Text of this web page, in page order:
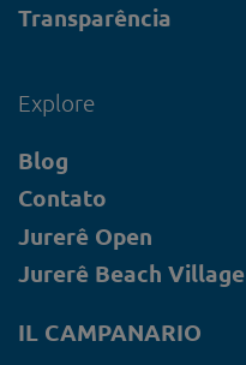
Transparência
Explore
Blog
Contato
Jurerê Open
Jurerê Beach Village
IL CAMPANARIO